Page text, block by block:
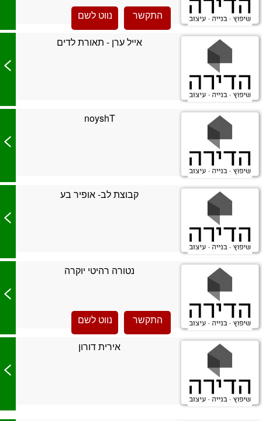
התקשר נווט לשם
אייל ערן - תאורת לדים
>
noyshT
>
קבוצת לב- אופיר בע
>
נטורה רהיטי יוקרה
התקשר נווט לשם
>
אירית דורון
>